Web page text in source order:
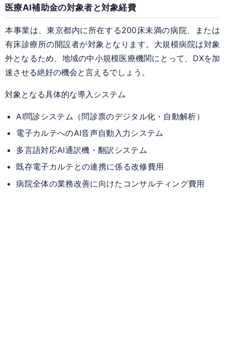
医療AI補助金の対象者と対象経費
本事業は、東京都内に所在する200床未満の病院、または
有床診療所の開設者が対象となります。大規模病院は対象
外となるため、地域の中小規模医療機関にとって、DXを加
速させる絶好の機会と言えるでしょう。
対象となる具体的な導入システム
AI問診システム（問診票のデジタル化・自動解析）
電子カルテへのAI音声自動入力システム
多言語対応AI通訳機・翻訳システム
既存電子カルテとの連携に係る改修費用
病院全体の業務改善に向けたコンサルティング費用